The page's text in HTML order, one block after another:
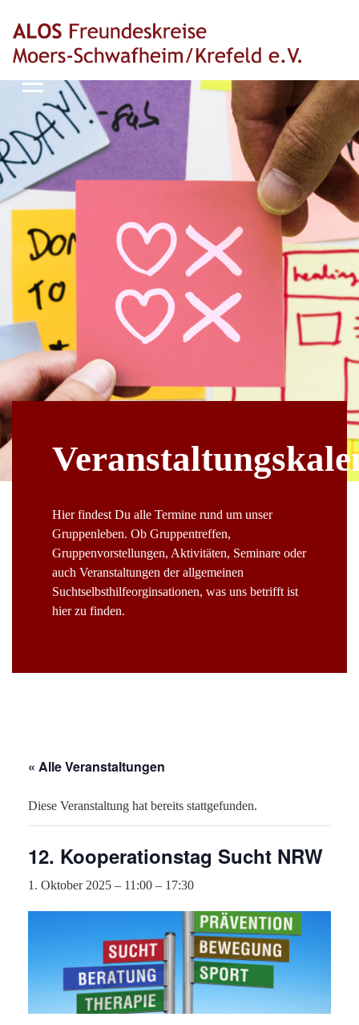
Hier findest Du alle Termine rund um unser
Gruppenleben. Ob Gruppentreffen,
Gruppenvorstellungen, Aktivitäten, Seminare oder
auch Veranstaltungen der allgemeinen
Suchtselbsthilfeorginsationen, was uns betrifft ist
hier zu finden.
« Alle Veranstaltungen
Diese Veranstaltung hat bereits stattgefunden.
12. Kooperationstag Sucht NRW
1. Oktober 2025 – 11:00 – 17:30